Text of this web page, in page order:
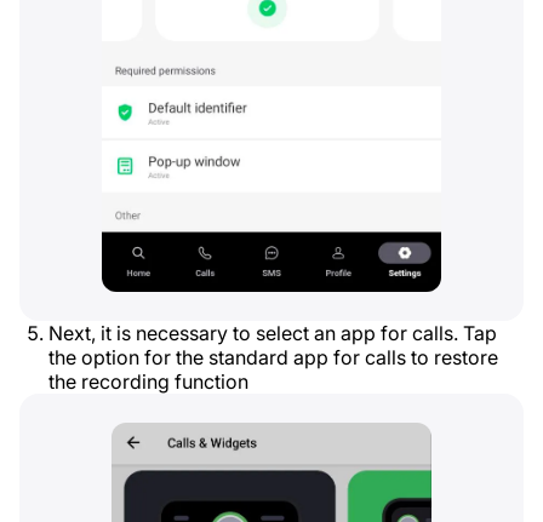
Next, it is necessary to select an app for calls. Tap
the option for the standard app for calls to restore
the recording function